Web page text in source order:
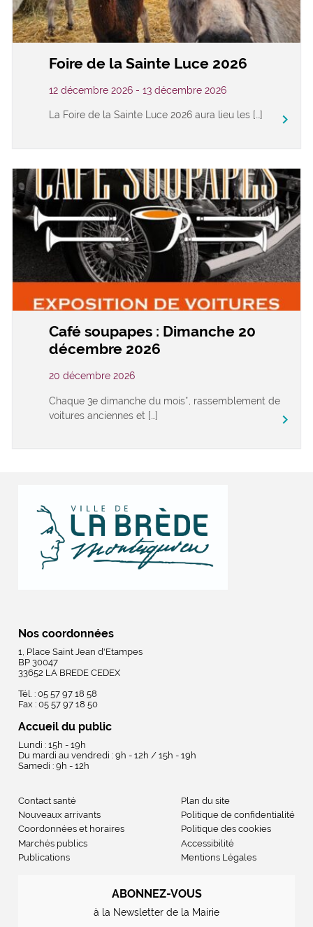
Foire de la Sainte Luce 2026
12 décembre 2026 - 13 décembre 2026
La Foire de la Sainte Luce 2026 aura lieu les […] keyboard_arrow_right
Café soupapes : Dimanche 20
décembre 2026
20 décembre 2026
Chaque 3e dimanche du mois*, rassemblement de
voitures anciennes et […]
keyboard_arrow_right
Nos coordonnées
1, Place Saint Jean d'Etampes
BP 30047
33652 LA BREDE CEDEX
Tél. : 05 57 97 18 58
Fax : 05 57 97 18 50
Accueil du public
Lundi : 15h - 19h
Du mardi au vendredi : 9h - 12h / 15h - 19h
Samedi : 9h - 12h
Contact santé
Nouveaux arrivants
Coordonnées et horaires
Marchés publics
Publications
Plan du site
Politique de confidentialité
Politique des cookies
Accessibilité
Mentions Légales
ABONNEZ-VOUS
à la Newsletter de la Mairie